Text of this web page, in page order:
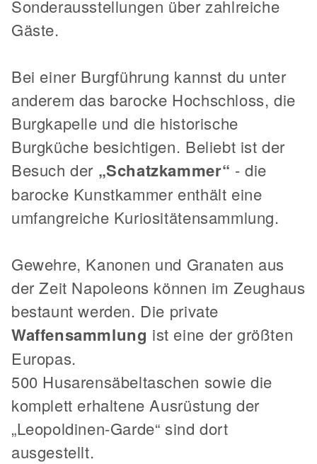
Sonderausstellungen über zahlreiche
Gäste.
Bei einer Burgführung kannst du unter
anderem das barocke Hochschloss, die
Burgkapelle und die historische
Burgküche besichtigen. Beliebt ist der
Besuch der „Schatzkammer“ - die
barocke Kunstkammer enthält eine
umfangreiche Kuriositätensammlung.
Gewehre, Kanonen und Granaten aus
der Zeit Napoleons können im Zeughaus
bestaunt werden. Die private
Waffensammlung ist eine der größten
Europas.
500 Husarensäbeltaschen sowie die
komplett erhaltene Ausrüstung der
„Leopoldinen-Garde“ sind dort
ausgestellt.